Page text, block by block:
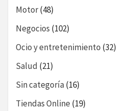
Motor(48)
Negocios (102)
Ocio y entretenimiento (32)
Salud (21)
Sin categoría(16)
Tiendas Online (19)